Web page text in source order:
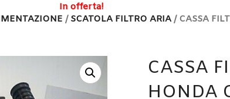
/ SCATOLA FILTRO ARIA / CASSA
In offerta!
CASSA
HONDA